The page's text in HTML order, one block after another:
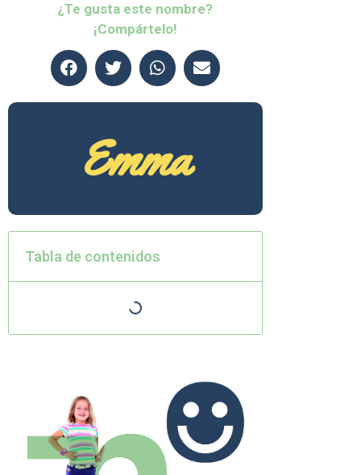
¿Te gusta este nombre?
¡Compártelo!
Emma
Tabla de contenidos